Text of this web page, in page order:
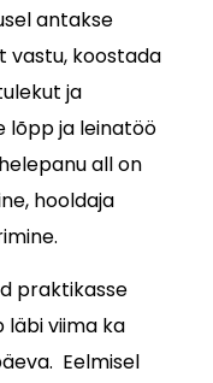
antakse
vastu, koostada
ja
lõpp ja leinatöö
all on
hooldaja
praktikasse
läbi viima ka
Eelmisel